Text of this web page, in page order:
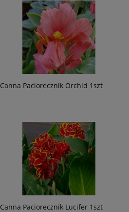
Canna Paciorecznik Orchid 1szt
Canna Paciorecznik Lucifer 1szt